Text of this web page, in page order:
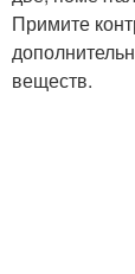
Примите
веществ.